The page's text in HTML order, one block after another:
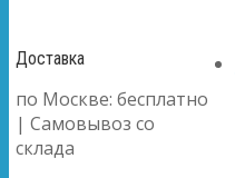
Доставка
по Москве: бесплатно
| Самовывоз со
склада